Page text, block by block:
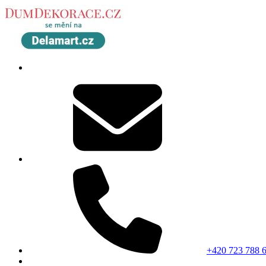
+420 723 788